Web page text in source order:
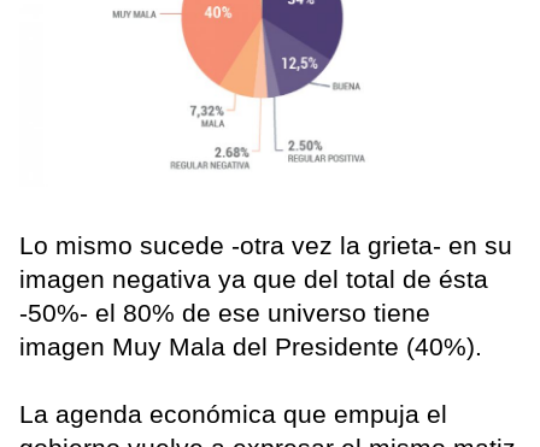
Lo mismo sucede -otra vez la grieta- en su
imagen negativa ya que del total de ésta
-50%- el 80% de ese universo tiene
imagen Muy Mala del Presidente (40%).
La agenda económica que empuja el